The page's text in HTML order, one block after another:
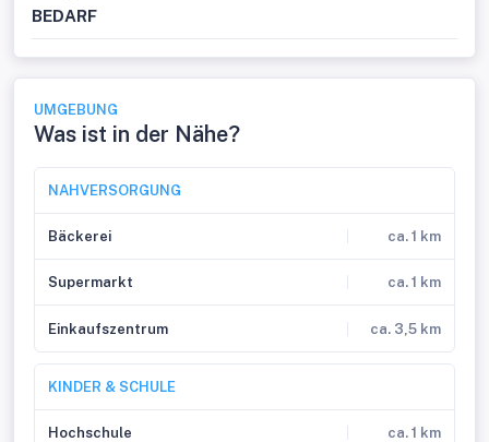
BEDARF
UMGEBUNG
Was ist in der Nähe?
NAHVERSORGUNG
Bäckerei ca. 1 km
Supermarkt ca. 1 km
Einkaufszentrum ca. 3,5 km
KINDER & SCHULE
Hochschule ca. 1 km